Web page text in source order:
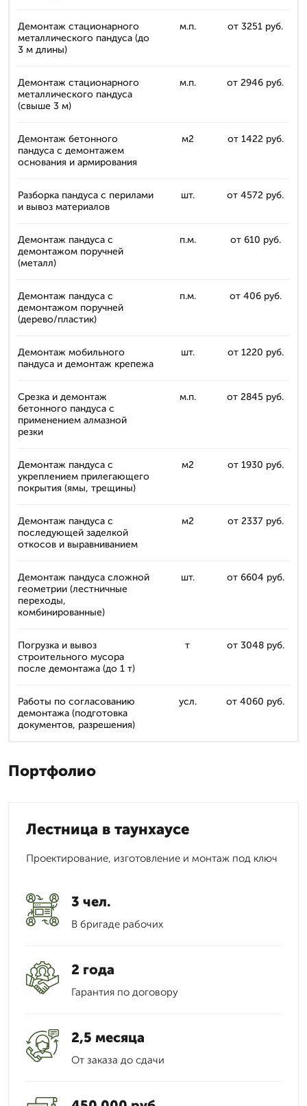
Демонтаж стационарного
металлического пандуса (до
3 м длины)
м.п. от 3251 руб.
Демонтаж стационарного
металлического пандуса
(свыше 3 м)
м.п. от 2946 руб.
Демонтаж бетонного
пандуса с демонтажем
основания и армирования
м2 от 1422 руб.
Разборка пандуса с перилами
и вывоз материалов
шт. от 4572 руб.
Демонтаж пандуса с
демонтажом поручней
(металл)
п.м. от 610 руб.
Демонтаж пандуса с
демонтажом поручней
(дерево/пластик)
п.м. от 406 руб.
Демонтаж мобильного
пандуса и демонтаж крепежа
шт. от 1220 руб.
Срезка и демонтаж
бетонного пандуса с
применением алмазной
резки
м.п. от 2845 руб.
Демонтаж пандуса с
укреплением прилегающего
покрытия (ямы, трещины)
м2 от 1930 руб.
Демонтаж пандуса с
последующей заделкой
откосов и выравниванием
м2 от 2337 руб.
Демонтаж пандуса сложной
геометрии (лестничные
переходы,
комбинированные)
шт. от 6604 руб.
Погрузка и вывоз
строительного мусора
после демонтажа (до 1 т)
т от 3048 руб.
Работы по согласованию
демонтажа (подготовка
документов, разрешения)
усл. от 4060 руб.
Портфолио
Лестница в таунхаусе
Проектирование, изготовление и монтаж под ключ
3 чел.
В бригаде рабочих
2 года
Гарантия по договору
2,5 месяца
От заказа до сдачи